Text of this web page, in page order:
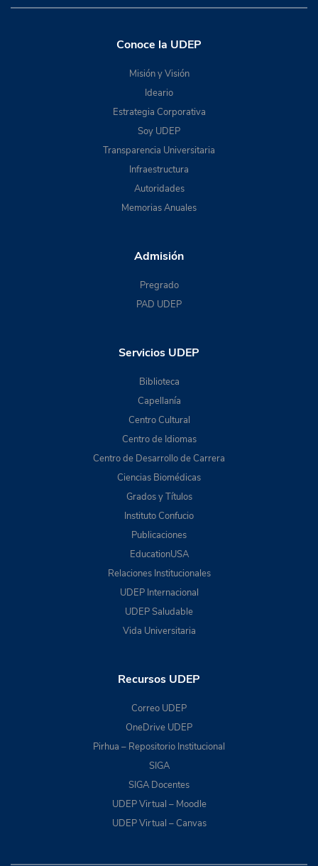
Conoce la UDEP
Misión y Visión
Ideario
Estrategia Corporativa
Soy UDEP
Transparencia Universitaria
Infraestructura
Autoridades
Memorias Anuales
Admisión
Pregrado
PAD UDEP
Servicios UDEP
Biblioteca
Capellanía
Centro Cultural
Centro de Idiomas
Centro de Desarrollo de Carrera
Ciencias Biomédicas
Grados y Títulos
Instituto Confucio
Publicaciones
EducationUSA
Relaciones Institucionales
UDEP Internacional
UDEP Saludable
Vida Universitaria
Recursos UDEP
Correo UDEP
OneDrive UDEP
Pirhua – Repositorio Institucional
SIGA
SIGA Docentes
UDEP Virtual – Moodle
UDEP Virtual – Canvas